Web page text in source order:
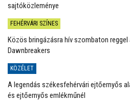
sajtóközleménye
FEHÉRVÁRI SZÍNES
Közös bringázásra hív szombaton
Dawnbreakers
KÖZÉLET
A legendás székesfehérvári ejtőernyős
és ejtőernyős emlékműnél